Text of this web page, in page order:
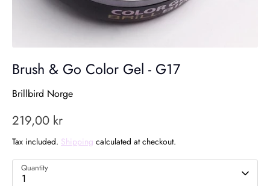
Brush & Go Color Gel - G17
Brillbird Norge
219,00 kr
Tax included. Shipping calculated at checkout.
Quantity
1